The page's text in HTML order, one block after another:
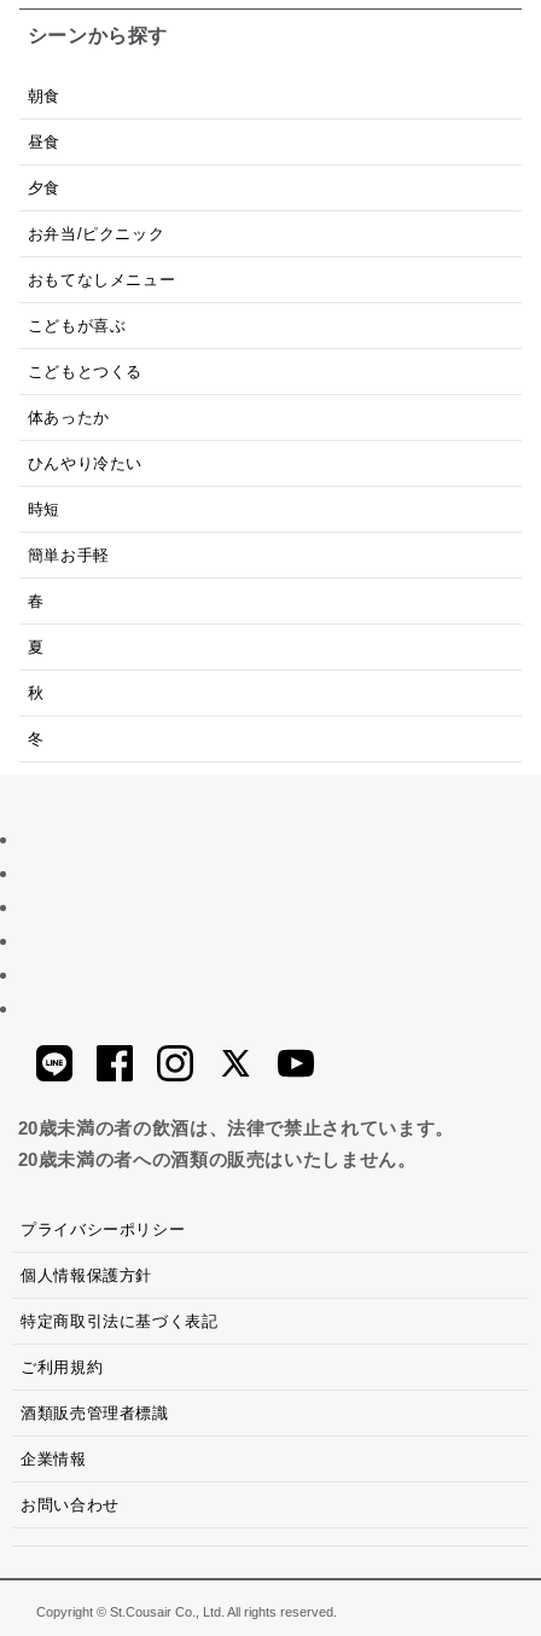
シーンから探す
朝食
昼食
夕食
お弁当/ピクニック
おもてなしメニュー
こどもが喜ぶ
こどもとつくる
体あったか
ひんやり冷たい
時短
簡単お手軽
春
夏
秋
冬
20歳未満の者の飲酒は、法律で禁止されています。
20歳未満の者への酒類の販売はいたしません。
プライバシーポリシー
個人情報保護方針
特定商取引法に基づく表記
ご利用規約
酒類販売管理者標識
企業情報
お問い合わせ
Copyright © St.Cousair Co., Ltd. All rights reserved.